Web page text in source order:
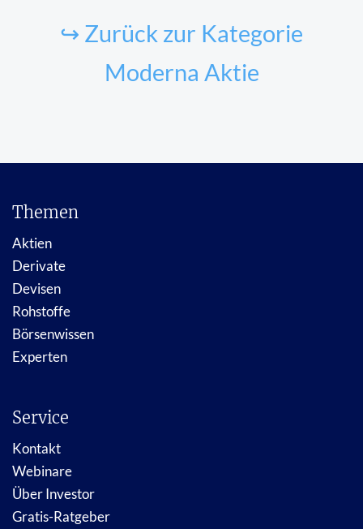
↪ Zurück zur Kategorie
Moderna Aktie
Themen
Aktien
Derivate
Devisen
Rohstoffe
Börsenwissen
Experten
Service
Kontakt
Webinare
Über Investor
Gratis-Ratgeber